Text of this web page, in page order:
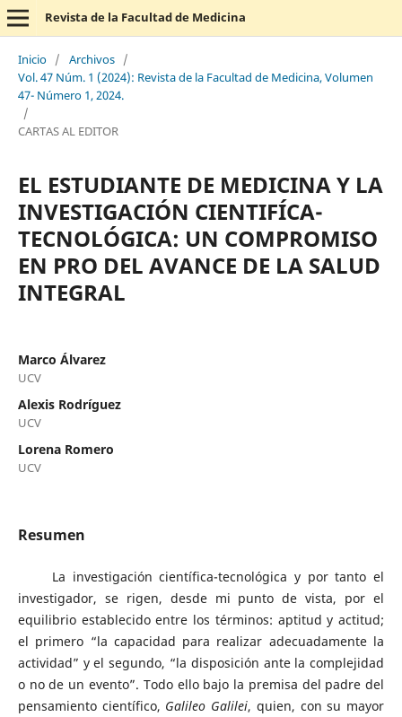
Revista de la Facultad de Medicina
Inicio / Archivos /
Vol. 47 Núm. 1 (2024): Revista de la Facultad de Medicina, Volumen
47- Número 1, 2024.
/
CARTAS AL EDITOR
EL ESTUDIANTE DE MEDICINA Y LA
INVESTIGACIÓN CIENTIFÍCA-
TECNOLÓGICA: UN COMPROMISO
EN PRO DEL AVANCE DE LA SALUD
INTEGRAL
Marco Álvarez
UCV
Alexis Rodríguez
UCV
Lorena Romero
UCV
Resumen
La investigación científica-tecnológica y por tanto el
investigador, se rigen, desde mi punto de vista, por el
equilibrio establecido entre los términos: aptitud y actitud;
el primero “la capacidad para realizar adecuadamente la
actividad” y el segundo, “la disposición ante la complejidad
o no de un evento”. Todo ello bajo la premisa del padre del
pensamiento científico, Galileo Galilei, quien, con su mayor